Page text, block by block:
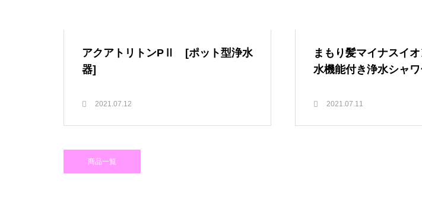
アクアトリトンPⅡ [ポット型浄水
器]
2021.07.12
まもり髪マイナスイ
水機能付き浄水シャワ
2021.07.11
商品一覧